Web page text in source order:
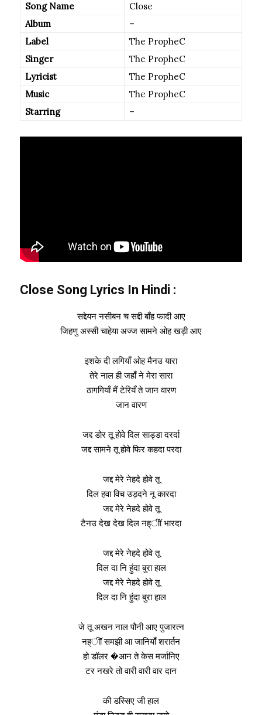
Song Name
Close
Album
–
Label
The PropheC
Singer
The PropheC
Lyricist
The PropheC
Music
The PropheC
Starring
–
Close Song Lyrics In Hindi :
सद्देयन नसीबन च सद्दी बाँह फादी आए
जिहणु अस्सी चाहेया अज्ज सामने ओह खड़ी आए
इशके दी लगियाँ ओह मैनउ यारा
तेरे नाल ही जहाँ ने मेरा सारा
ठागगियाँ मैं टेरियँ ते जान वारण
जान वारण
जद्द डोर तू होवे दिल साड्डा दरर्दा
जद्द सामने तू होवे फिर कहदा परदा
जद्द मेरे नेहदे होवे तू
दिल हवा विच उड़दने नू कारदा
जद्द मेरे नेहदे होवे तू
टैनउ देख देख दिल नह्ीॉ भारदा
जद्द मेरे नेहदे होवे तू
दिल दा नि हुंदा बुरा हाल
जद्द मेरे नेहदे होवे तू
दिल दा नि हुंदा बुरा हाल
जे तू अखन नाल पौनी आए पुजारत्न
नह्ीॉ समझी आ जानियाँ शरार्तन
हो डॉलर �आन ते केस मर्जानिए
टर नखरे तो वारी वारी वार दान
की डस्सिए जी हाल